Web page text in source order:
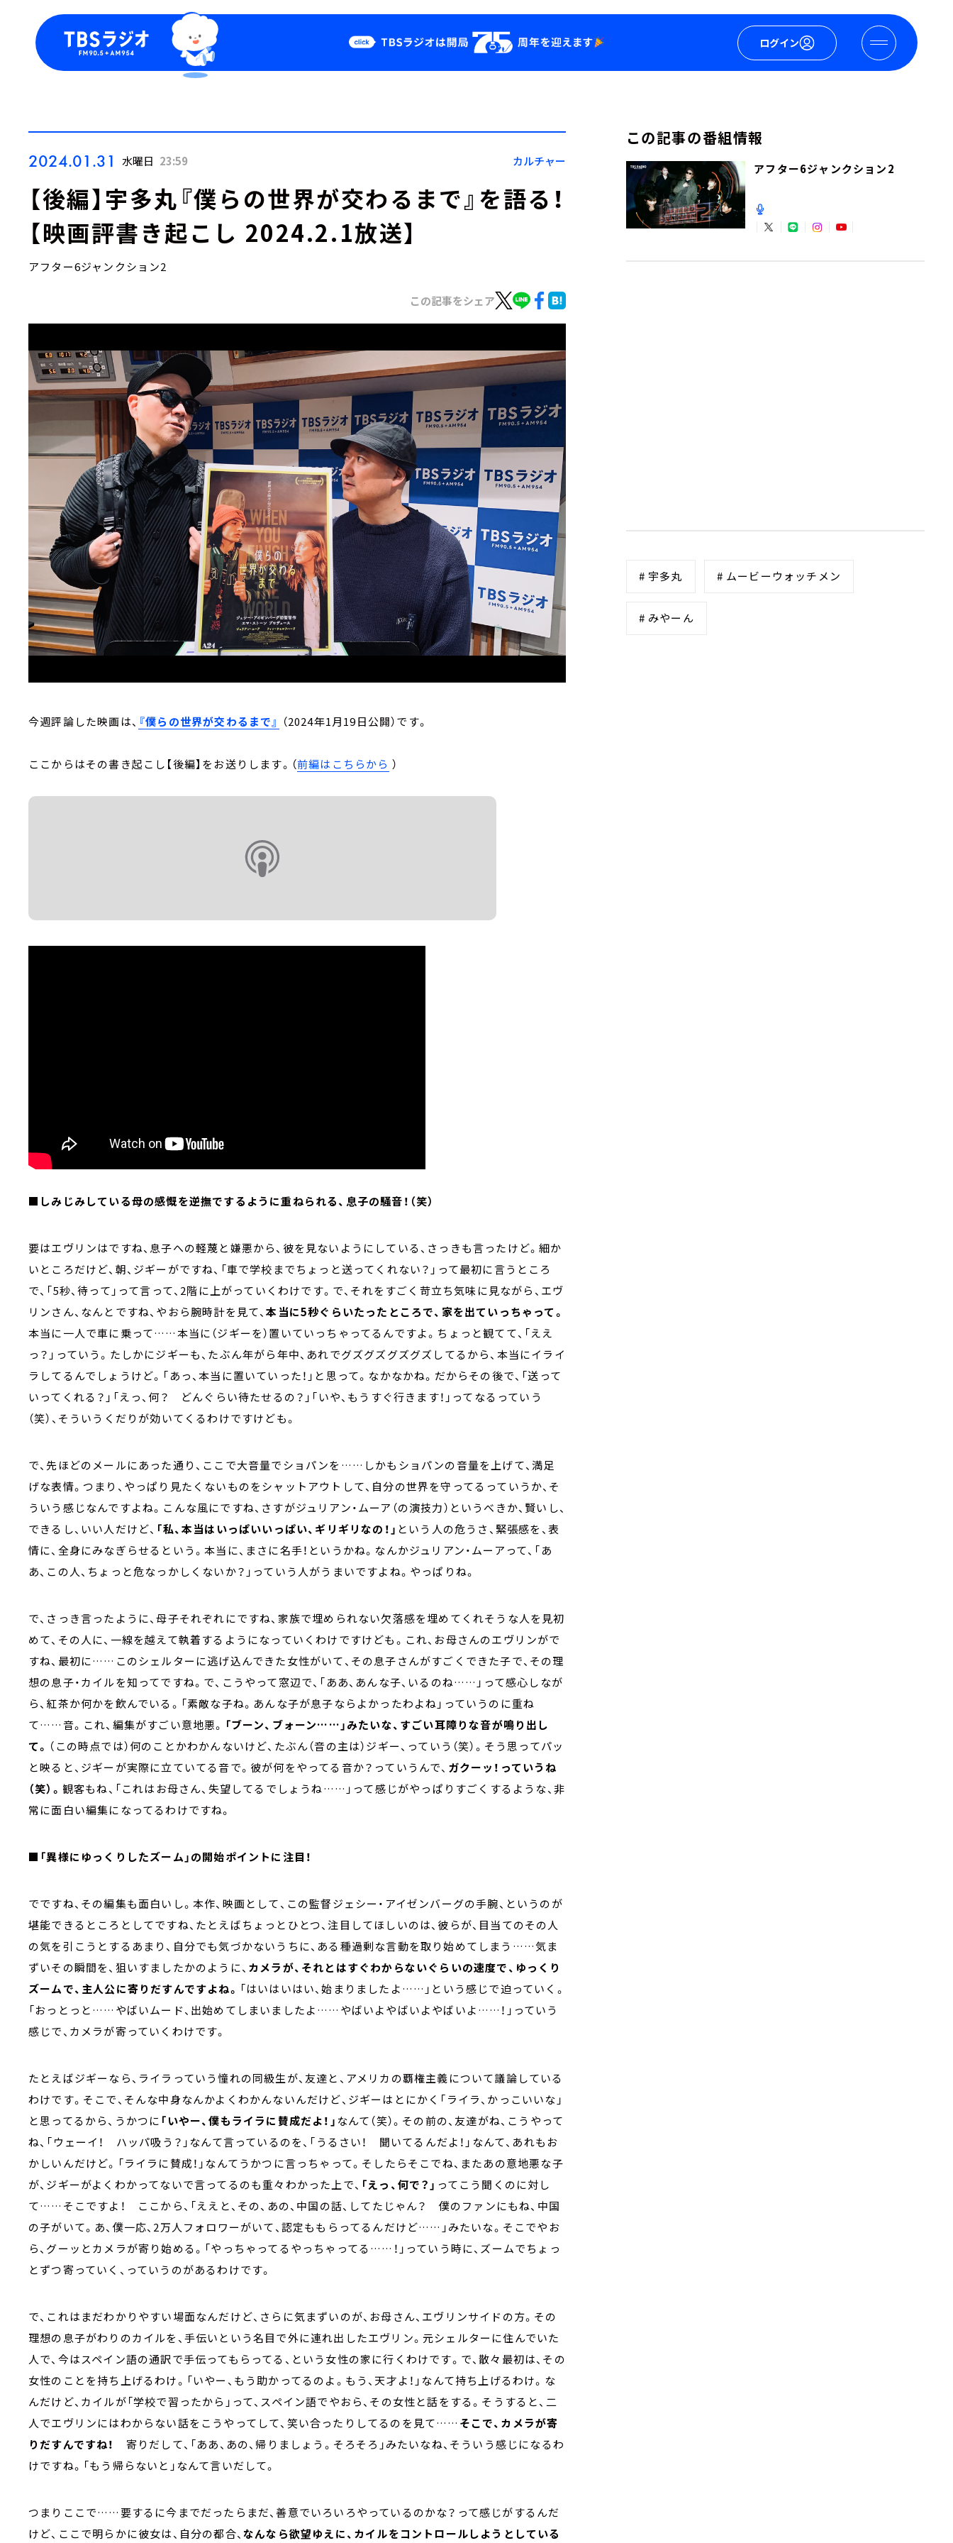
ログイン
Podcast
YouTube
2024.01.31 水曜日 23:59 カルチャー
【後編】宇多丸『僕らの世界が交わるまで』を語る！
【映画評書き起こし 2024.2.1放送】
アフター6ジャンクション2
この記事をシェア
今週評論した映画は、 『僕らの世界が交わるまで』 （2024年1月19日公開）です。
ここからはその書き起こし【後編】をお送りします。（前編はこちらから ）
■しみじみしている母の感慨を逆撫でするように重ねられる、息子の騒音！（笑）
要はエヴリンはですね、息子への軽蔑と嫌悪から、彼を見ないようにしている、さっきも言ったけど。細か
いところだけど、朝、ジギーがですね、「車で学校までちょっと送ってくれない？」って最初に言うところ
で、「5秒、待って」って言って、2階に上がっていくわけです。で、それをすごく苛立ち気味に見ながら、エヴ
リンさん、なんとですね、やおら腕時計を見て、本当に5秒ぐらいたったところで、家を出ていっちゃって。
本当に一人で車に乗って……本当に（ジギーを）置いていっちゃってるんですよ。ちょっと観てて、「ええ
っ？」っていう。たしかにジギーも、たぶん年がら年中、あれでグズグズグズグズしてるから、本当にイライ
ラしてるんでしょうけど。「あっ、本当に置いていった！」と思って。なかなかね。だからその後で、「送って
いってくれる？」「えっ、何？ どんぐらい待たせるの？」「いや、もうすぐ行きます！」ってなるっていう
（笑）、そういうくだりが効いてくるわけですけども。
で、先ほどのメールにあった通り、ここで大音量でショパンを……しかもショパンの音量を上げて、満足
げな表情。つまり、やっぱり見たくないものをシャットアウトして、自分の世界を守ってるっていうか、そ
ういう感じなんですよね。こんな風にですね、さすがジュリアン・ムーア（の演技力）というべきか、賢いし、
できるし、いい人だけど、 「私、本当はいっぱいいっぱい、ギリギリなの！」 という人の危うさ、緊張感を、表
情に、全身にみなぎらせるという。本当に、まさに名手！というかね。なんかジュリアン・ムーアって、「あ
あ、この人、ちょっと危なっかしくないか？」っていう人がうまいですよね。やっぱりね。
で、さっき言ったように、母子それぞれにですね、家族で埋められない欠落感を埋めてくれそうな人を見初
めて、その人に、一線を越えて執着するようになっていくわけですけども。これ、お母さんのエヴリンがで
すね、最初に……このシェルターに逃げ込んできた女性がいて、その息子さんがすごくできた子で、その理
想の息子・カイルを知ってですね。で、こうやって窓辺で、「ああ、あんな子、いるのね……」って感心しなが
ら、紅茶か何かを飲んでいる。「素敵な子ね。あんな子が息子ならよかったわよね」っていうのに重ね
て……音。これ、編集がすごい意地悪。 「ブーン、ブォーン……」みたいな、すごい耳障りな音が鳴り出し
て。 （この時点では）何のことかわかんないけど、たぶん（音の主は）ジギー、っていう（笑）。そう思ってパッ
と映ると、ジギーが実際に立ていてる音で。彼が何をやってる音か？っていうんで、 ガクーッ！っていうね
（笑）。 観客もね、「これはお母さん、失望してるでしょうね……」って感じがやっぱりすごくするような、非
常に面白い編集になってるわけですね。
■「異様にゆっくりしたズーム」の開始ポイントに注目！
でですね、その編集も面白いし。本作、映画として、この監督ジェシー・アイゼンバーグの手腕、というのが
堪能できるところとしてですね、たとえばちょっとひとつ、注目してほしいのは、彼らが、目当てのその人
の気を引こうとするあまり、自分でも気づかないうちに、ある種過剰な言動を取り始めてしまう……気ま
ずいその瞬間を、狙いすましたかのように、 カメラが、それとはすぐわからないぐらいの速度で、ゆっくり
ズームで、主人公に寄りだすんですよね。 「はいはいはい、始まりましたよ……」という感じで迫っていく。
「おっとっと……やばいムード、出始めてしまいましたよ……やばいよやばいよやばいよ……！」っていう
感じで、カメラが寄っていくわけです。
たとえばジギーなら、ライラっていう憧れの同級生が、友達と、アメリカの覇権主義について議論している
わけです。そこで、そんな中身なんかよくわかんないんだけど、ジギーはとにかく「ライラ、かっこいいな」
と思ってるから、うかつに 「いやー、僕もライラに賛成だよ！」 なんて（笑）。その前の、友達がね、こうやって
ね、「ウェーイ！ ハッパ吸う？」なんて言っているのを、「うるさい！ 聞いてるんだよ！」なんて、あれもお
かしいんだけど。「ライラに賛成！」なんてうかつに言っちゃって。そしたらそこでね、またあの意地悪な子
が、ジギーがよくわかってないで言ってるのも重々わかった上で、 「えっ、何で？」 ってこう聞くのに対し
て……そこですよ！ ここから、「ええと、その、あの、中国の話、してたじゃん？ 僕のファンにもね、中国
の子がいて。あ、僕一応、2万人フォロワーがいて、認定ももらってるんだけど……」みたいな。そこでやお
ら、グーッとカメラが寄り始める。「やっちゃってるやっちゃってる……！」っていう時に、ズームでちょっ
とずつ寄っていく、っていうのがあるわけです。
で、これはまだわかりやすい場面なんだけど、さらに気まずいのが、お母さん、エヴリンサイドの方。その
理想の息子がわりのカイルを、手伝いという名目で外に連れ出したエヴリン。元シェルターに住んでいた
人で、今はスペイン語の通訳で手伝ってもらってる、という女性の家に行くわけです。で、散々最初は、その
女性のことを持ち上げるわけ。「いやー、もう助かってるのよ。もう、天才よ！」なんて持ち上げるわけ。な
んだけど、カイルが「学校で習ったから」って、スペイン語でやおら、その女性と話をする。そうすると、二
人でエヴリンにはわからない話をこうやってして、笑い合ったりしてるのを見て…… そこで、カメラが寄
りだすんですね！
寄りだして、「ああ、あの、帰りましょう。そろそろ」みたいなね、そういう感じになるわ
けですね。「もう帰らないと」なんて言いだして。
つまりここで……要するに今までだったらまだ、善意でいろいろやっているのかな？って感じがするんだ
けど、ここで明らかに彼女は、自分の都合、なんなら欲望ゆえに、カイルをコントロールしようとしている
この記事の番組情報
アフター6ジャンクション2
# 宇多丸 # ムービーウォッチメン
# みやーん